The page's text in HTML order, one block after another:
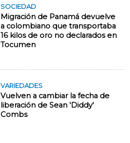
SOCIEDAD
Migración de Panamá devuelve
a colombiano que transportaba
16 kilos de oro no declarados en
Tocumen
VARIEDADES
Vuelven a cambiar la fecha de
liberación de Sean 'Diddy'
Combs